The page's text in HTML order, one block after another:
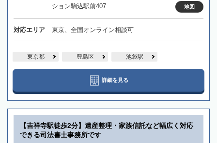
ション駒込駅前407
地図
対応エリア 東京、全国オンライン相談可
東京都 豊島区 池袋駅
詳細を見る
【吉祥寺駅徒歩2分】遺産整理・家族信託など幅広く対応
できる司法書士事務所です